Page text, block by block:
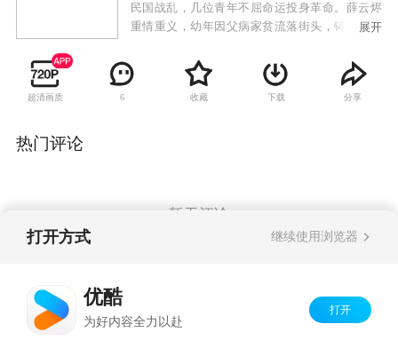
民国战乱，几位青年不屈命运投身革命。薛云烬
重情重义，幼年因父病家贫流落街头，铸就极端
梅竹马。两人因灾祸失散，十年后重逢，薛云烬
被师傅蒙蔽陷害段思绮。段思绮被迫参加特工训
练营，不屈抗争后因母被绑妥协。毕业后段思绮
展开
超清画质 6 收藏 下载 分享
热门评论
暂无评论
打开方式 继续使用浏览器
优酷
为好内容全力以赴
打开